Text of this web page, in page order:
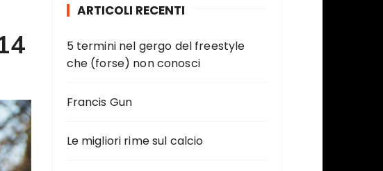
ARTICOLI RECENTI
5 termini nel gergo del freestyle
che (forse) non conosci
Francis Gun
Le migliori rime sul calcio